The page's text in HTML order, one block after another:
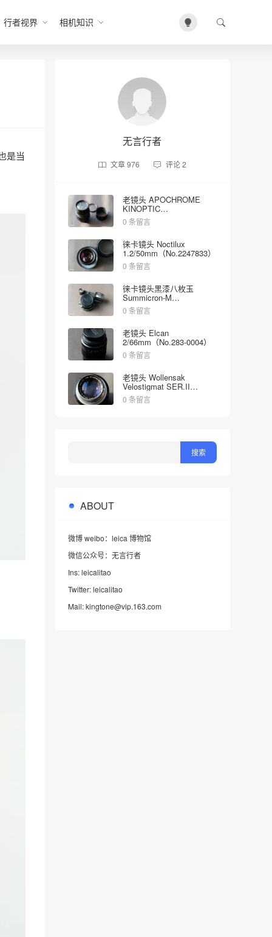
行者视界 相机知识
是当
无言行者
文章976 评论2
老镜头 APOCHROME
KINOPTIC
2/100mm（No.5023）
0 条留言
徕卡镜头 Noctilux
1.2/50mm（No.2247833）
0 条留言
徕卡镜头黑漆八枚玉
Summicron-M
2/35mm（No.1998613）
0 条留言
老镜头 Elcan
2/66mm（No.283-0004）
0 条留言
老镜头 Wollensak
Velostigmat SER.II
4.5/127mm（No.452349）
0 条留言
ABOUT
微博 weibo：leica 博物馆
微信公众号：无言行者
Ins: leicalitao
Twitter: leicalitao
Mail: kingtone@vip.163.com